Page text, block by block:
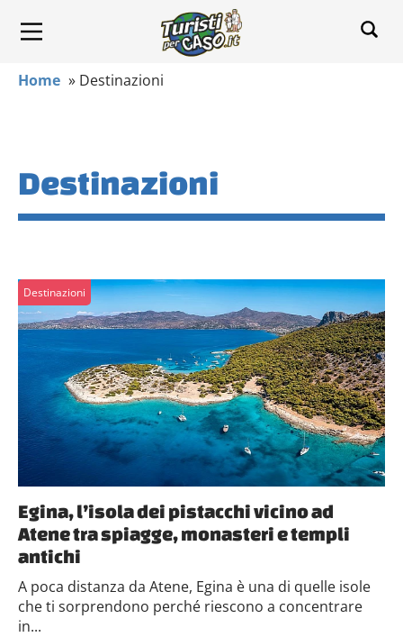
Home » Destinazioni
Destinazioni
Destinazioni
Egina, l’isola dei pistacchi vicino ad
Atene tra spiagge, monasteri e templi
antichi
A poca distanza da Atene, Egina è una di quelle isole
che ti sorprendono perché riescono a concentrare
in...